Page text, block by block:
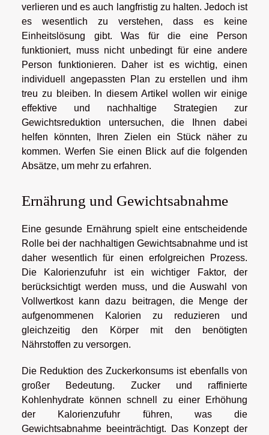
verlieren und es auch langfristig zu halten. Jedoch ist
es wesentlich zu verstehen, dass es keine
Einheitslösung gibt. Was für die eine Person
funktioniert, muss nicht unbedingt für eine andere
Person funktionieren. Daher ist es wichtig, einen
individuell angepassten Plan zu erstellen und ihm
treu zu bleiben. In diesem Artikel wollen wir einige
effektive und nachhaltige Strategien zur
Gewichtsreduktion untersuchen, die Ihnen dabei
helfen könnten, Ihren Zielen ein Stück näher zu
kommen. Werfen Sie einen Blick auf die folgenden
Absätze, um mehr zu erfahren.
Ernährung und Gewichtsabnahme
Eine gesunde Ernährung spielt eine entscheidende
Rolle bei der nachhaltigen Gewichtsabnahme und ist
daher wesentlich für einen erfolgreichen Prozess.
Die Kalorienzufuhr ist ein wichtiger Faktor, der
berücksichtigt werden muss, und die Auswahl von
Vollwertkost kann dazu beitragen, die Menge der
aufgenommenen Kalorien zu reduzieren und
gleichzeitig den Körper mit den benötigten
Nährstoffen zu versorgen.
Die Reduktion des Zuckerkonsums ist ebenfalls von
großer Bedeutung. Zucker und raffinierte
Kohlenhydrate können schnell zu einer Erhöhung
der Kalorienzufuhr führen, was die
Gewichtsabnahme beeinträchtigt. Das Konzept der